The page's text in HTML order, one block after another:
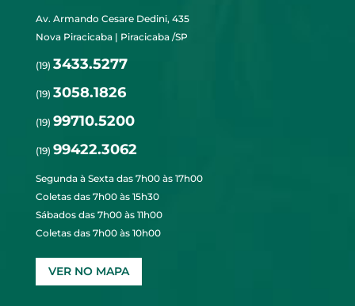
Av. Armando Cesare Dedini, 435
Nova Piracicaba | Piracicaba /SP
(19) 3433.5277
(19) 3058.1826
(19) 99710.5200
(19) 99422.3062
Segunda à Sexta das 7h00 às 17h00
Coletas das 7h00 às 15h30
Sábados das 7h00 às 11h00
Coletas das 7h00 às 10h00
VER NO MAPA